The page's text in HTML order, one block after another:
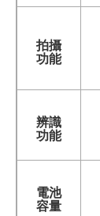
拍攝
功能
辨識
功能
電池
容量